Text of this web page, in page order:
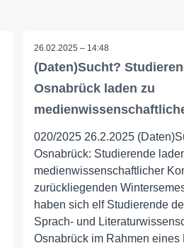
26.02.2025 – 14:48
(Daten)Sucht?
Osnabrück laden zu
020/2025 26.2.2025
Osnabrück: Studierende
medienwissenschaftlicher
zurückliegenden
haben sich elf Studierende
Sprach- und
Osnabrück im Rahmen eines